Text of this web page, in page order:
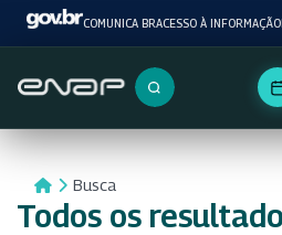
COMUNICA BRACESSO À INFORMAÇÃO
Buscar no portal
Busca
Todos os